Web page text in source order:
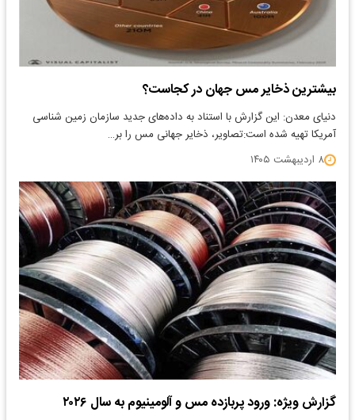
بیشترین ذخایر مس جهان در کجاست؟
دنیای معدن: این گزارش با استناد به داده‌های جدید سازمان زمین شناسی
آمریکا تهیه شده است:‌تصاویر، ذخایر جهانی مس را بر…
۸ اردیبهشت ۱۴۰۵
گزارش ویژه: ورود پربازده مس و آلومینیوم به سال ۲۰۲۶